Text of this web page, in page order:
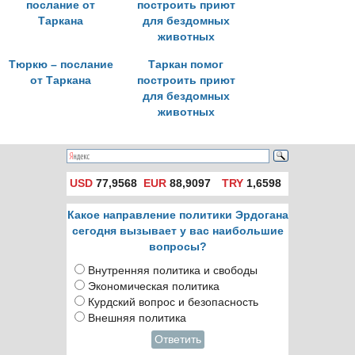
Тюркю – послание
от Таркана
Таркан помог
построить приют
для бездомных
животных
USD 77,9568 EUR 88,9097 TRY1,6598
Какое направление политики Эрдогана
сегодня вызывает у вас наибольшие
вопросы?
Внутренняя политика и свободы
Экономическая политика
Курдский вопрос и безопасность
Внешняя политика
Ответить